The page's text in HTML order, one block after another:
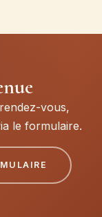
vous,
le formulaire.